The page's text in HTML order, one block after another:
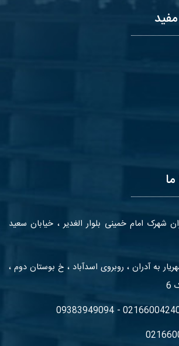
شهرک امام خمینی بلوار الغدیر ، خیابان سعید
به آدران ، روبروی اسدآباد ، خ بوستان دوم ،
-
09383949094